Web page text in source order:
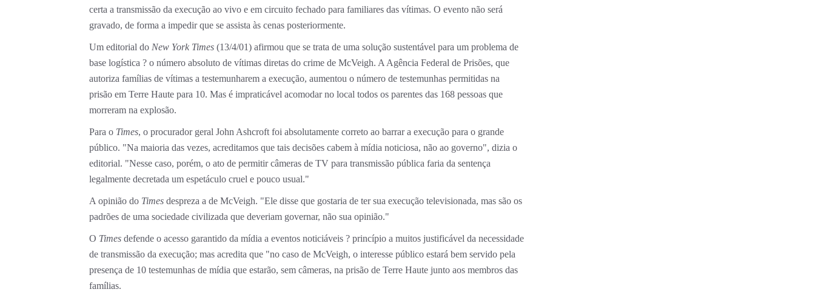
certa a transmissão da execução ao vivo e em circuito fechado para familiares das vítimas. O evento não será
gravado, de forma a impedir que se assista às cenas posteriormente.
Um editorial do New York Times (13/4/01) afirmou que se trata de uma solução sustentável para um problema de
base logística ? o número absoluto de vítimas diretas do crime de McVeigh. A Agência Federal de Prisões, que
autoriza famílias de vítimas a testemunharem a execução, aumentou o número de testemunhas permitidas na
prisão em Terre Haute para 10. Mas é impraticável acomodar no local todos os parentes das 168 pessoas que
morreram na explosão.
Para o Times, o procurador geral John Ashcroft foi absolutamente correto ao barrar a execução para o grande
público. "Na maioria das vezes, acreditamos que tais decisões cabem à mídia noticiosa, não ao governo", dizia o
editorial. "Nesse caso, porém, o ato de permitir câmeras de TV para transmissão pública faria da sentença
legalmente decretada um espetáculo cruel e pouco usual."
A opinião do Times despreza a de McVeigh. "Ele disse que gostaria de ter sua execução televisionada, mas são os
padrões de uma sociedade civilizada que deveriam governar, não sua opinião."
O Times defende o acesso garantido da mídia a eventos noticiáveis ? princípio a muitos justificável da necessidade
de transmissão da execução; mas acredita que "no caso de McVeigh, o interesse público estará bem servido pela
presença de 10 testemunhas de mídia que estarão, sem câmeras, na prisão de Terre Haute junto aos membros das
famílias.